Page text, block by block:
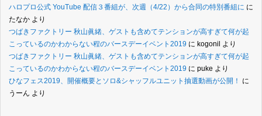
ハロプロ公式 YouTube 配信３番組が、次週（4/22）から合同の特別番組に に
たなか より
つばきファクトリー 秋山眞緒、ゲストも含めてテンションが高すぎて何が起
こっているのかわからない程のバースデーイベント2019 に kogonil より
つばきファクトリー 秋山眞緒、ゲストも含めてテンションが高すぎて何が起
こっているのかわからない程のバースデーイベント2019 に puke より
ひなフェス2019、開催概要とソロ&シャッフルユニット抽選動画が公開！
に
うーん より